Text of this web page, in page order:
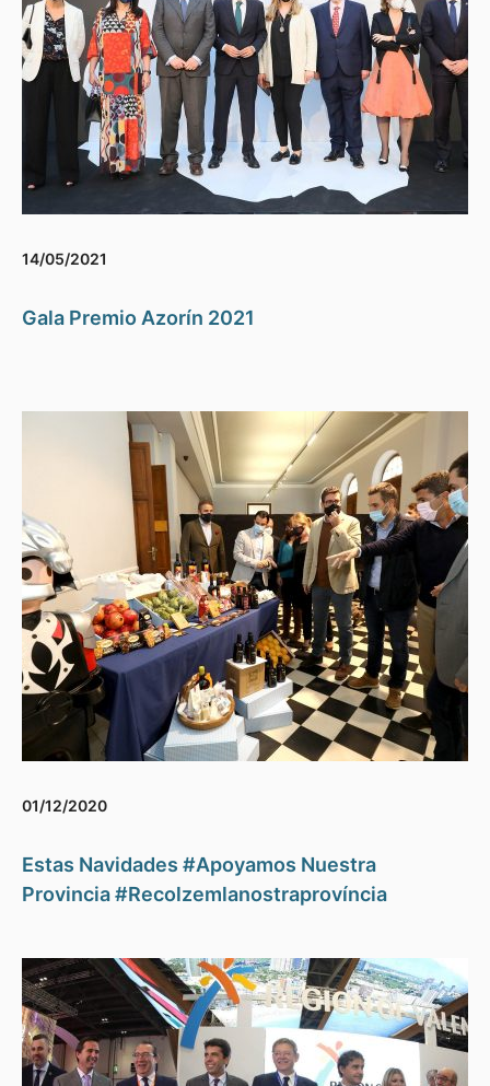
14/05/2021
Gala Premio Azorín 2021
01/12/2020
Estas Navidades #Apoyamos Nuestra
Provincia #Recolzemlanostraprovíncia